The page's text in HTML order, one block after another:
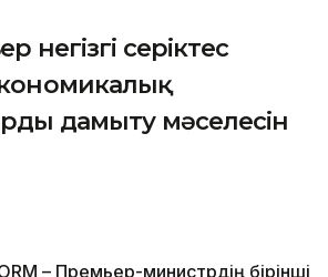
негізгі серіктес
дамыту мәселесін
– Премьер-министрдің бірінші